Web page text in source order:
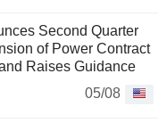
Second Quarter
of Power Contract
Raises Guidance
05/08